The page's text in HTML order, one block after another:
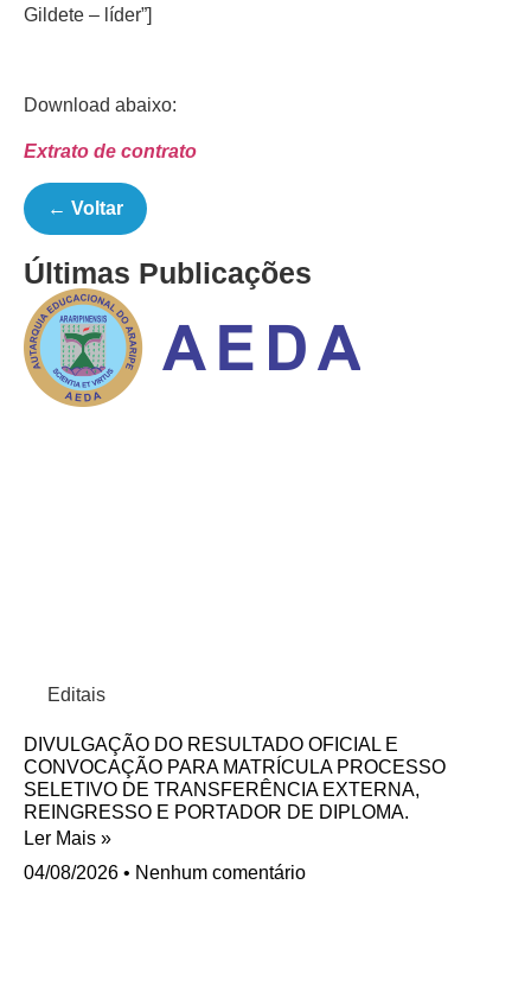
Gildete – líder”]
Download abaixo:
Extrato de contrato
← Voltar
Últimas Publicações
Editais
DIVULGAÇÃO DO RESULTADO OFICIAL E
CONVOCAÇÃO PARA MATRÍCULA PROCESSO
SELETIVO DE TRANSFERÊNCIA EXTERNA,
REINGRESSO E PORTADOR DE DIPLOMA.
Ler Mais »
04/08/2026
Nenhum comentário